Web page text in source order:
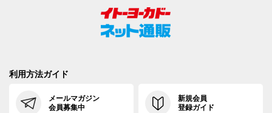
利用方法ガイド
メールマガジン
会員募集中
新規会員
登録ガイド